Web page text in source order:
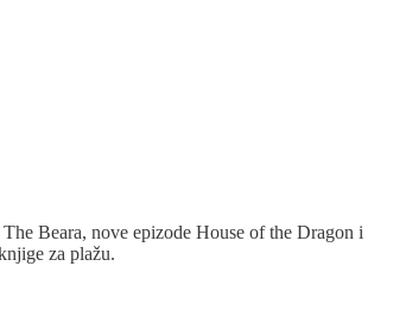
Beara, nove epizode House of the Dragon i
za plažu.